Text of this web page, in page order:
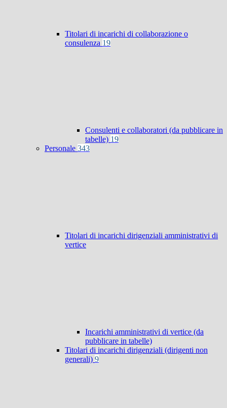
Titolari di incarichi di collaborazione o
consulenza 19
Consulenti e collaboratori (da pubblicare in
tabelle) 19
Personale 343
Titolari di incarichi dirigenziali amministrativi di
vertice
Incarichi amministrativi di vertice (da
pubblicare in tabelle)
Titolari di incarichi dirigenziali (dirigenti non
generali) 9